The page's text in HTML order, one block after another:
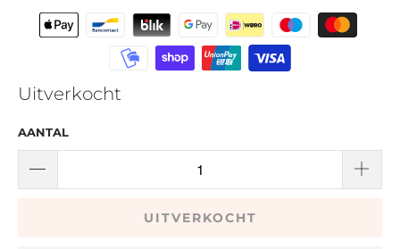
Uitverkocht
AANTAL
UITVERKOCHT